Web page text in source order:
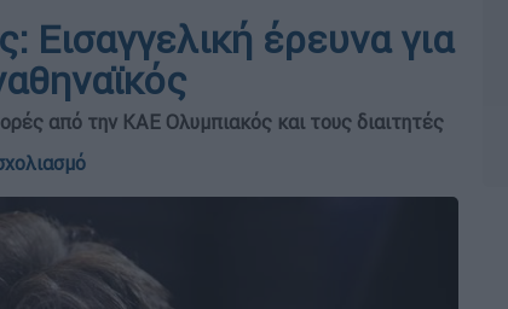
Εισαγγελική έρευνα για
από την ΚΑΕ Ολυμπιακός και τους διαιτητές